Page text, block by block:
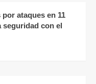
ataques en 11
seguridad con el